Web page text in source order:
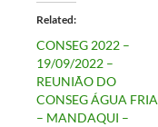
Related
CONSEG 2022 –
19/09/2022 –
REUNIÃO DO
CONSEG ÁGUA FRIA
– MANDAQUI –